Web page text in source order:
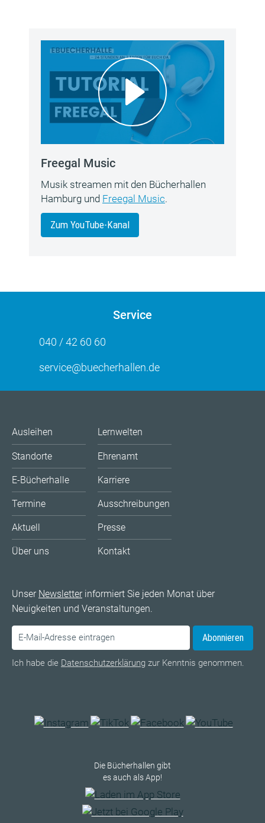
Freegal Music
Musik streamen mit den Bücherhallen
Hamburg und Freegal Music.
Zum YouTube-Kanal
Service
040 / 42 60 60
service@buecherhallen.de
Ausleihen
Standorte
E-Bücherhalle
Termine
Aktuell
Über uns
Lernwelten
Ehrenamt
Karriere
Ausschreibungen
Presse
Kontakt
Unser Newsletterinformiert Sie jeden Monat über
Neuigkeiten und Veranstaltungen.
Abonnieren
Ich habe die Datenschutzerklärung zur Kenntnis genommen.
Die Bücherhallen gibt
es auch als App!